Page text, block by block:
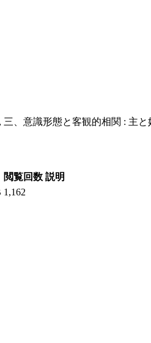
、意識形態と客観的相関 : 主
閲覧回数 説明
1,162